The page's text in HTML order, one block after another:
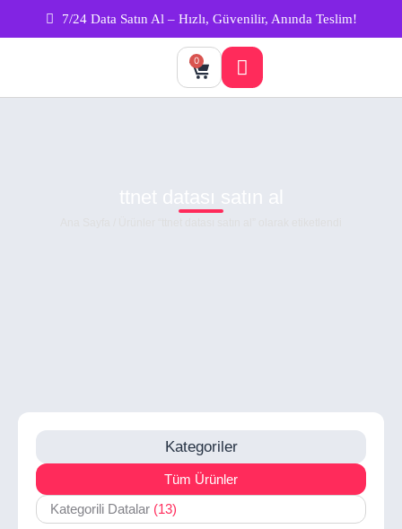
7/24 Data Satın Al – Hızlı, Güvenilir, Anında Teslim!
0
ttnet datası satın al
Kategoriler
Tüm Ürünler
Kategorili Datalar (13)